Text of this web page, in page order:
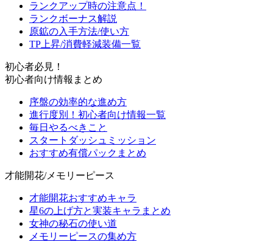
ランクアップ時の注意点！
ランクボーナス解説
原鉱の入手方法/使い方
TP上昇/消費軽減装備一覧
初心者必見！
初心者向け情報まとめ
序盤の効率的な進め方
進行度別！初心者向け情報一覧
毎日やるべきこと
スタートダッシュミッション
おすすめ有償パックまとめ
才能開花/メモリーピース
才能開花おすすめキャラ
星6の上げ方と実装キャラまとめ
女神の秘石の使い道
メモリーピースの集め方